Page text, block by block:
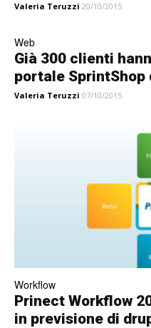
Valeria Teruzzi 20/10/2015
Web
Già 300 clienti
portale
Valeria Teruzzi 07/10/2015
Workflow
Prinect Workflow
in previsione di